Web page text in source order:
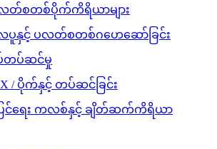
တ်စတစ်ပိုက်ကိရိယာများ
ပူနှင့် ပလတ်စတစ်ဂဟေဆော်ခြင်း
တပ်ဆင်မှု
/ ပိုက်နှင့် တပ်ဆင်ခြင်း
ြင်ရေး ကလစ်နှင့် ချိတ်ဆက်ကိရိယာ